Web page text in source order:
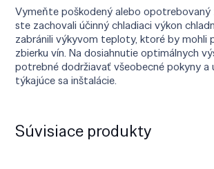
Vymeňte poškodený alebo opotrebovaný
ste zachovali účinný chladiaci výkon
zabránili výkyvom teploty, ktoré by mohli
zbierku vín. Na dosiahnutie optimálnych
potrebné dodržiavať všeobecné pokyny a
týkajúce sa inštalácie.
Súvisiace produkty